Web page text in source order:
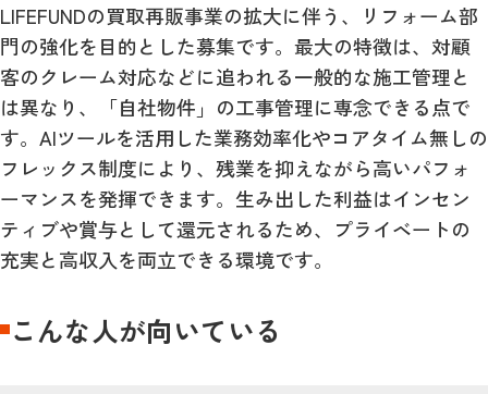
LIFEFUNDの買取再販事業の拡大に伴う、リフォーム部
門の強化を目的とした募集です。最大の特徴は、対顧
客のクレーム対応などに追われる一般的な施工管理と
は異なり、「自社物件」の工事管理に専念できる点で
す。AIツールを活用した業務効率化やコアタイム無しの
フレックス制度により、残業を抑えながら高いパフォ
ーマンスを発揮できます。生み出した利益はインセン
ティブや賞与として還元されるため、プライベートの
充実と高収入を両立できる環境です。
こんな人が向いている